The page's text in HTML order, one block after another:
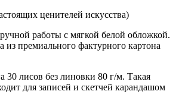
ценителей искусства)
работы с мягкой белой обложкой.
премиального фактурного картона
30 лисов без линовки 80 г/м. Такая
для записей и скетчей карандашом